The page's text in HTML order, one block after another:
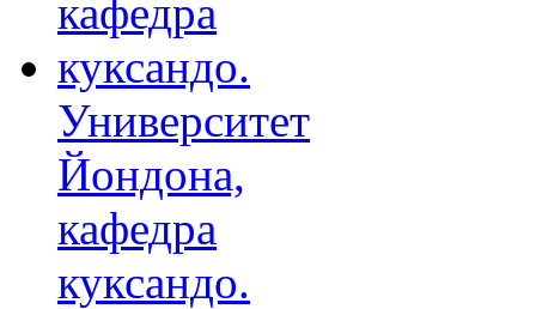
Университет
Йондона,
кафедра
куксандо.